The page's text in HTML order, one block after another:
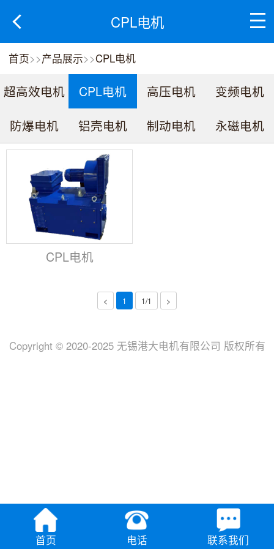
CPL电机
首页>>产品展示>>CPL电机
超高效电机 CPL电机 高压电机
变频电机
防爆电机
铝壳电机 制动电机 永磁电机
CPL电机
< 1 1/1 >
Copyright © 2020-2025 无锡港大电机有限公司 版权所有
首页 电话 联系我们